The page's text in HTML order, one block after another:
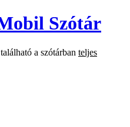
Szótár
a szótárban teljes